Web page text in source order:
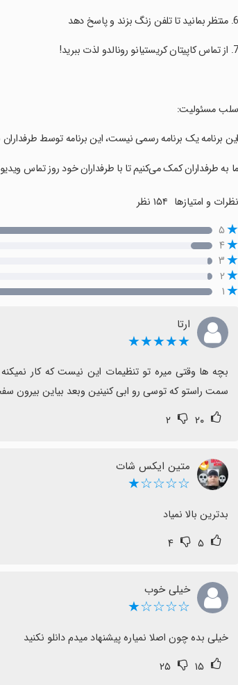
‏سلب مسئولیت:
‏این برنامه یک برنامه رسمی نیست، این برنامه توسط
‏ما به طرفداران کمک می‌کنیم تا با طرفداران خود روز تماس
نظرات و امتیازها
۵
۴
۳
۲
۱
ارتا
★★★★★
سمت راستو که توسی رو ابی کنینین وبعد بیاین بیرون
۲۰ ۲
متین ایکس شات
☆☆☆☆★
بدترین بالا نمیاد
۵ ۴
خیلی خوب
☆☆☆☆★
خیلی بده چون اصلا نمیاره پیشنهاد میدم دانلو نکنید
۱۵ ۲۵